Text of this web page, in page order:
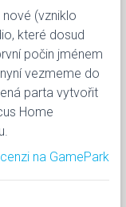
(vzniklo
které dosud
počin jménem
vezmeme do
parta vytvořit
Home
na GamePark